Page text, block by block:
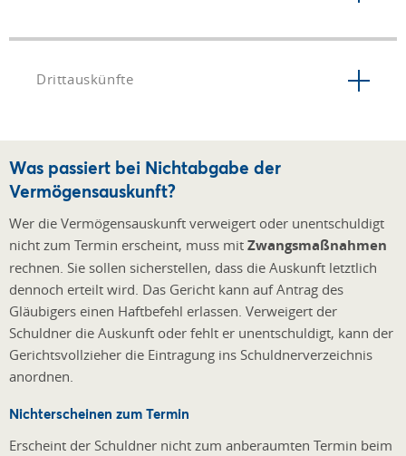
Drittauskünfte
Was passiert bei Nichtabgabe der
Vermögensauskunft?
Wer die Vermögensauskunft verweigert oder unentschuldigt
nicht zum Termin erscheint, muss mit Zwangsmaßnahmen
rechnen. Sie sollen sicherstellen, dass die Auskunft letztlich
dennoch erteilt wird. Das Gericht kann auf Antrag des
Gläubigers einen Haftbefehl erlassen. Verweigert der
Schuldner die Auskunft oder fehlt er unentschuldigt, kann der
Gerichtsvollzieher die Eintragung ins Schuldnerverzeichnis
anordnen.
Nichterscheinen zum Termin
Erscheint der Schuldner nicht zum anberaumten Termin beim